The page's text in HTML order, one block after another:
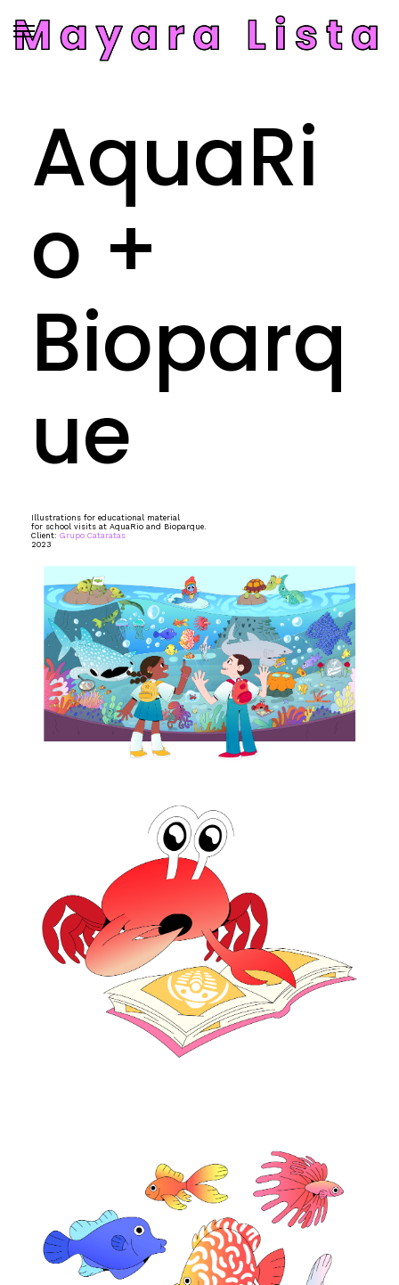
AquaRi
o +
Bioparq
ue
Illustrations for educational material
for school visits at AquaRio and Bioparque.
Client: Grupo Cataratas
2023